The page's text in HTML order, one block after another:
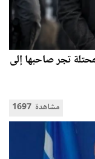
تجر صاحبها إلى
1697 مشاهدة